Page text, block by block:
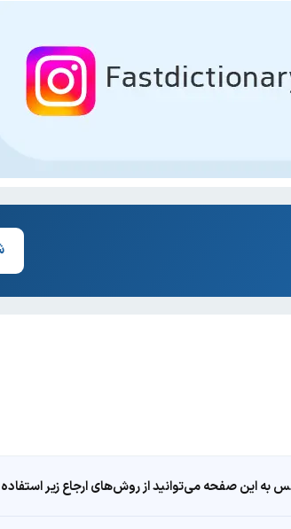
این صفحه می‌توانید از روش‌های ارجاع زیر